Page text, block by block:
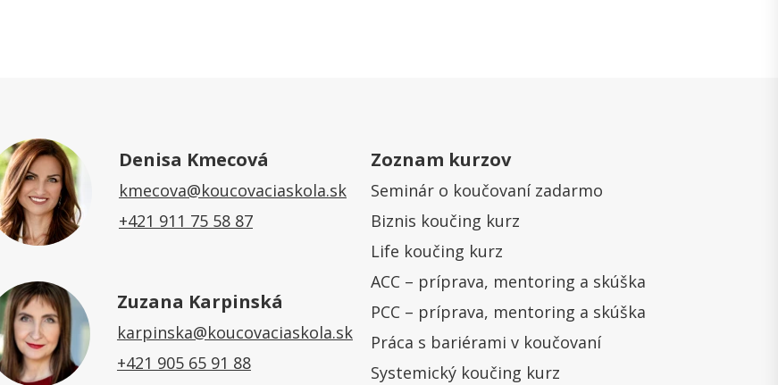
Denisa Kmecová
kmecova@koucovaciaskola.sk
+421 911 75 58 87
Zuzana Karpinská
karpinska@koucovaciaskola.sk
+421 905 65 91 88
Zoznam kurzov
Seminár o koučovaní zadarmo
Biznis koučing kurz
Life koučing kurz
ACC – príprava, mentoring a skúška
PCC – príprava, mentoring a skúška
Práca s bariérami v koučovaní
Systemický koučing kurz